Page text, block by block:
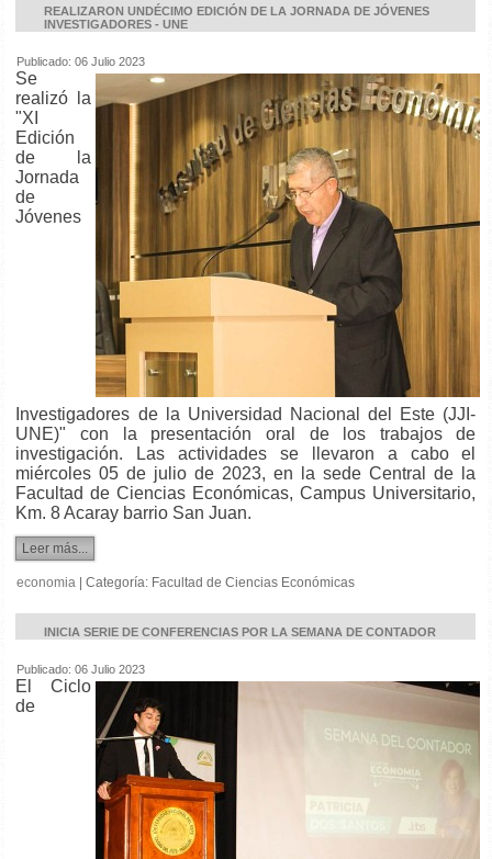
REALIZARON UNDÉCIMO EDICIÓN DE LA JORNADA DE JÓVENES
INVESTIGADORES - UNE
Publicado: 06 Julio 2023
Se
realizó la
"XI
Edición
de la
Jornada
de
Jóvenes
Investigadores de la Universidad Nacional del Este (JJI-
UNE)" con la presentación oral de los trabajos de
investigación. Las actividades se llevaron a cabo el
miércoles 05 de julio de 2023, en la sede Central de la
Facultad de Ciencias Económicas, Campus Universitario,
Km. 8 Acaray barrio San Juan.
Leer más...
economia |Categoría: Facultad de Ciencias Económicas
INICIA SERIE DE CONFERENCIAS POR LA SEMANA DE CONTADOR
Publicado: 06 Julio 2023
El Ciclo
de